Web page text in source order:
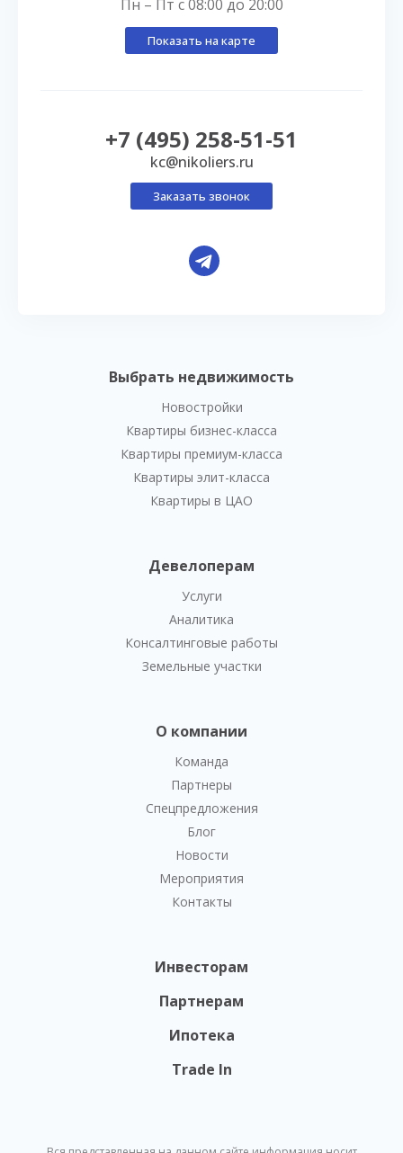
Выбрать недвижимость
Новостройки
Квартиры бизнес-класса
Квартиры премиум-класса
Квартиры элит-класса
Квартиры в ЦАО
Девелоперам
Услуги
Аналитика
Консалтинговые работы
Земельные участки
О компании
Команда
Партнеры
Спецпредложения
Блог
Новости
Мероприятия
Контакты
Инвесторам
Партнерам
Ипотека
Trade In
Пн – Пт с 08:00 до 20:00
Показать на карте
+7 (495) 258-51-51
kc@nikoliers.ru
Заказать звонок